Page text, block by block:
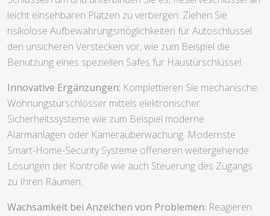
leicht einsehbaren Plätzen zu verbergen. Ziehen Sie
risikolose Aufbewahrungsmöglichkeiten für Autoschlüssel
den unsicheren Verstecken vor, wie zum Beispiel die
Benutzung eines speziellen Safes für Haustürschlüssel.
Innovative Ergänzungen: Komplettieren Sie mechanische
Wohnungstürschlösser mittels elektronischer
Sicherheitssysteme wie zum Beispiel moderne
Alarmanlagen oder Kameraüberwachung. Modernste
Smart-Home-Security Systeme offerieren weitergehende
Lösungen der Kontrolle wie auch Steuerung des Zugangs
zu Ihren Räumen.
Wachsamkeit bei Anzeichen von Problemen: Reagieren